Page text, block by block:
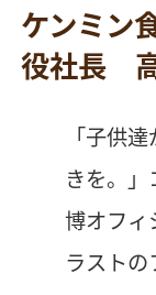
ケンミン
役社長
「子供
きを。
博オフィ
ラスト